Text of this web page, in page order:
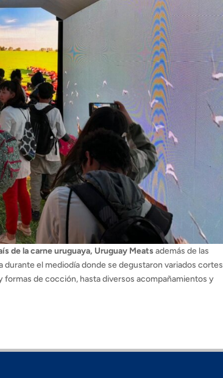
de la carne uruguaya, Uruguay Meatsademás de las
el mediodía donde se degustaron variados cortes
formas de cocción, hasta diversos acompañamientos y